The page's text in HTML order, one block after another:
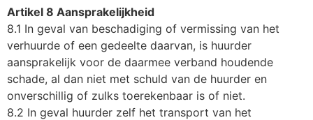
Artikel 8 Aansprakelijkheid
8.1 In geval van beschadiging of vermissing van het
verhuurde of een gedeelte daarvan, is huurder
aansprakelijk voor de daarmee verband houdende
schade, al dan niet met schuld van de huurder en
onverschillig of zulks toerekenbaar is of niet.
8.2 In geval huurder zelf het transport van het